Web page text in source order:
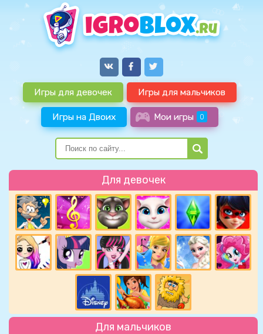
Игры для девочек Игры для мальчиков
Игры на Двоих Мои игры 0
Для девочек
Для мальчиков